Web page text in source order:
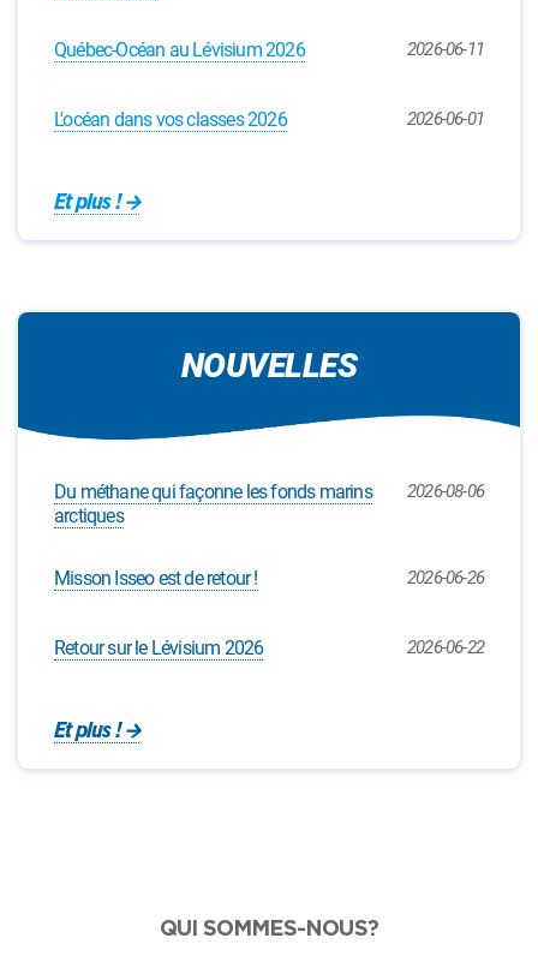
2026-06-11
Québec-Océan au Lévisium 2026
2026-06-01
L'océan dans vos classes 2026
Et plus !
NOUVELLES
2026-08-06
Du méthane qui façonne les fonds marins
arctiques
2026-06-26
Misson Isseo est de retour !
2026-06-22
Retour sur le Lévisium 2026
Et plus !
QUI SOMMES-NOUS?